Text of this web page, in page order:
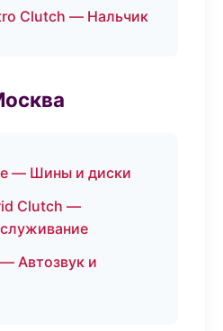
Clutch — Нальчик
— Шины и диски
Clutch —
Автозвук и